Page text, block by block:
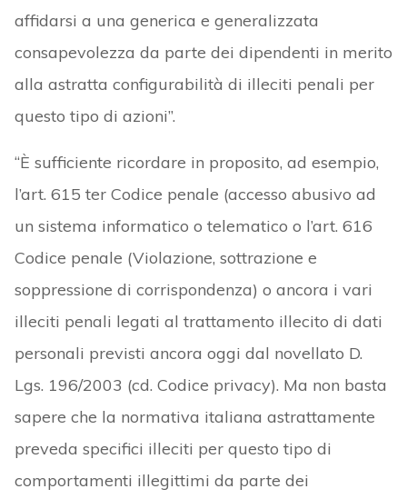
affidarsi a una generica e generalizzata
consapevolezza da parte dei dipendenti in merito
alla astratta configurabilità di illeciti penali per
questo tipo di azioni”.
“È sufficiente ricordare in proposito, ad esempio,
l’art. 615 ter Codice penale (accesso abusivo ad
un sistema informatico o telematico o l’art. 616
Codice penale (Violazione, sottrazione e
soppressione di corrispondenza) o ancora i vari
illeciti penali legati al trattamento illecito di dati
personali previsti ancora oggi dal novellato D.
Lgs. 196/2003 (cd. Codice privacy). Ma non basta
sapere che la normativa italiana astrattamente
preveda specifici illeciti per questo tipo di
comportamenti illegittimi da parte dei